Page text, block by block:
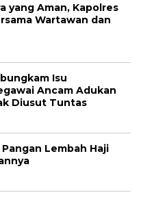
yang Aman, Kapolres
Wartawan dan
Isu
Ancam Adukan
Diusut Tuntas
Lembah Haji